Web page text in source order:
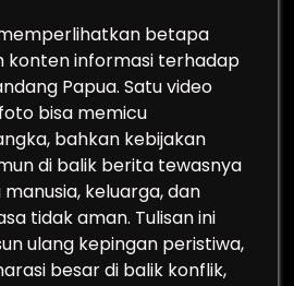
betapa
konten informasi terhadap
Papua. Satu video
bisa memicu
bahkan kebijakan
di balik berita tewasnya
keluarga, dan
tidak aman. Tulisan ini
ulang kepingan peristiwa,
besar di balik konflik,